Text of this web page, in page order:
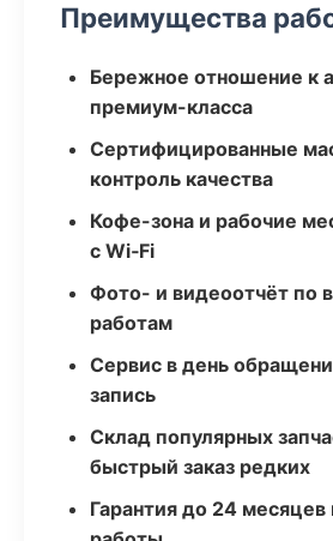
Преимущества
Бережное отношение к
премиум-класса
Сертифицированные
контроль качества
Кофе-зона и рабочие
с Wi‑Fi
Фото- и видеоотчёт по
работам
Сервис в день
запись
Склад популярных
быстрый заказ редких
Гарантия до 24 месяцев